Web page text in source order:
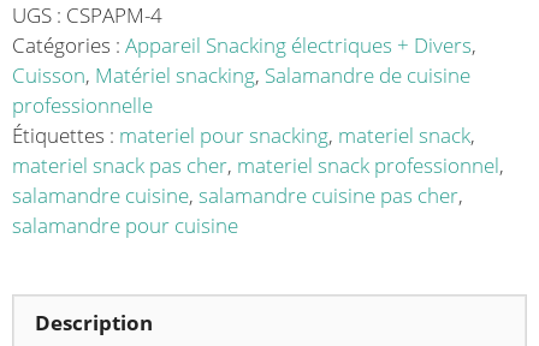
acier
inoxydable
W
UGS : CSPAPM-4
Catégories : Appareil Snacking électriques + Divers,
Cuisson, Matériel snacking, Salamandre de cuisine
professionnelle
Étiquettes : materiel pour snacking, materiel snack,
materiel snack pas cher, materiel snack professionnel,
salamandre cuisine, salamandre cuisine pas cher,
salamandre pour cuisine
Description